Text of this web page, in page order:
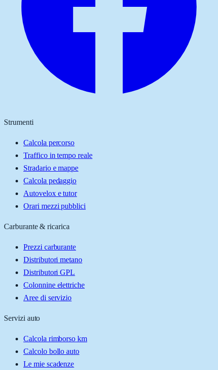
Strumenti
Calcola percorso
Traffico in tempo reale
Stradario e mappe
Calcola pedaggio
Autovelox e tutor
Orari mezzi pubblici
Carburante & ricarica
Prezzi carburante
Distributori metano
Distributori GPL
Colonnine elettriche
Aree di servizio
Servizi auto
Calcola rimborso km
Calcolo bollo auto
Le mie scadenze